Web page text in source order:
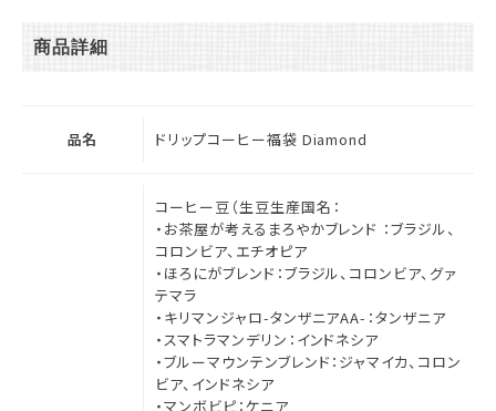
商品詳細
品名 ドリップコーヒー福袋 Diamond
コーヒー豆（生豆生産国名：
・お茶屋が考えるまろやかブレンド ：ブラジル、
コロンビア、エチオピア
・ほろにがブレンド：ブラジル、コロンビア、グァ
テマラ
・キリマンジャロ-タンザニアAA-：タンザニア
・スマトラマンデリン：インドネシア
・ブルーマウンテンブレンド：ジャマイカ、コロン
ビア、インドネシア
・マンボビピ：ケニア